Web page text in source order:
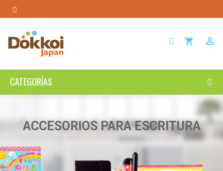

shopping_cart
CATEGORÍAS
ACCESORIOS PARA ESCRITURA